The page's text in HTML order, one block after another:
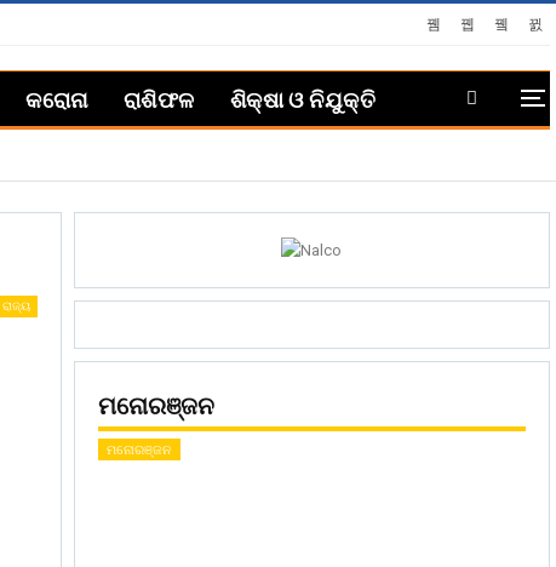
କରୋନା ରାଶିଫଳ ଶିକ୍ଷା ଓ ନିଯୁକ୍ତି
ରାଜ୍ୟ
ମନୋରଞ୍ଜନ
ମନୋରଞ୍ଜନ